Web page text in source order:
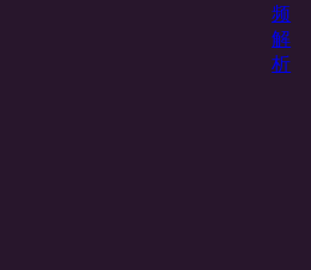
频
解
析